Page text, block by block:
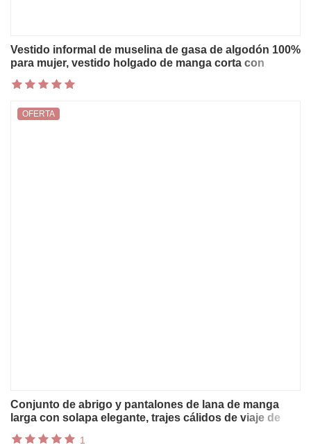
Vestido informal de muselina de gasa de algodón 100%
para mujer, vestido holgado de manga corta con
Conjunto de abrigo y pantalones de lana de manga
larga con solapa elegante, trajes cálidos de viaje de
OFERTA
1